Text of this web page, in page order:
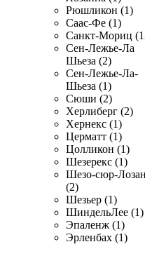
Рюшликон (1)
Саас-Фе (1)
Санкт-Мориц
Сен-Лежье-Ла
Шьеза (2)
Сен-Лежье-Ла-
Шьеза (1)
Сюши (2)
Херлиберг (2)
Хернекс (1)
Церматт (1)
Цолликон (1)
Шезерекс (1)
Шезо-сюр-
(2)
Шезьер (1)
ШиндельЛее (1)
Эпаленж (1)
Эрленбах (1)